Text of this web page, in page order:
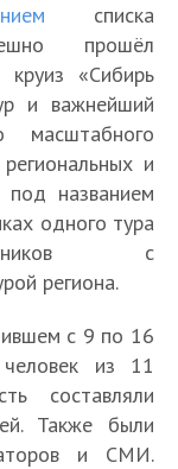
списка
прошёл
круиз «Сибирь
и важнейший
масштабного
и
под названием
одного тура
с
региона.
с 9 по 16
из 11
составляли
Также были
и СМИ.